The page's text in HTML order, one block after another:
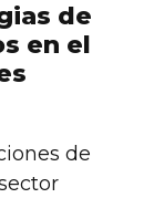
de
en el
de